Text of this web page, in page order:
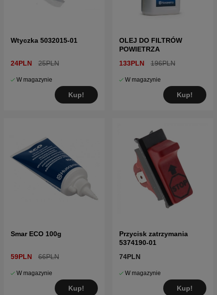
Wtyczka 5032015-01
24PLN 25PLN
W magazynie
Kup!
OLEJ DO FILTRÓW
POWIETRZA
133PLN
196PLN
W magazynie
Kup!
Smar ECO 100g
59PLN 66PLN
W magazynie
Kup!
Przycisk zatrzymania
5374190-01
74PLN
W magazynie
Kup!